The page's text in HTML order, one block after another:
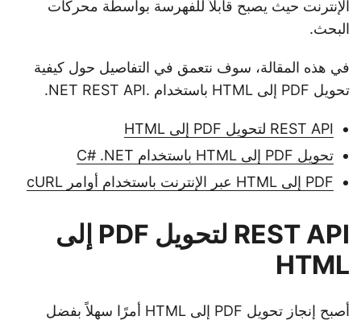
الإنترنت حيث يصبح قابلاً للفهرسة بواسطة محركات
البحث.
في هذه المقالة، سوف نتعمق في التفاصيل حول كيفية
تحويل PDF إلى HTML باستخدام .NET REST API.
REST API لتحويل PDF إلى HTML
تحويل PDF إلى HTML باستخدام C# .NET
PDF إلى HTML عبر الإنترنت باستخدام أوامر cURL
REST API لتحويل PDF إلى
HTML
أصبح إنجاز تحويل PDF إلى HTML أمرًا سهلاً بفضل